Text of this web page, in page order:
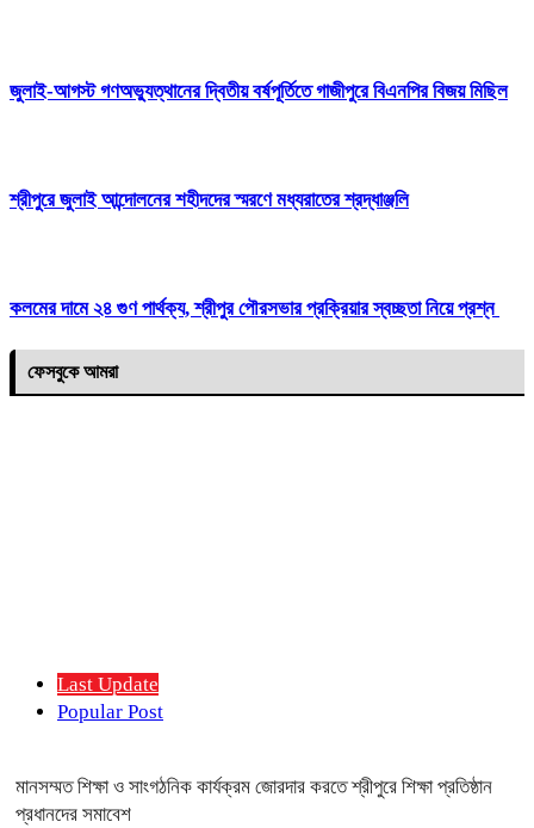
জুলাই-আগস্ট গণঅভ্যুত্থানের দ্বিতীয় বর্ষপূর্তিতে গাজীপুরে বিএনপির বিজয় মিছিল
শ্রীপুরে জুলাই আন্দোলনের শহীদদের স্মরণে মধ্যরাতের শ্রদ্ধাঞ্জলি
কলমের দামে ২৪ গুণ পার্থক্য, শ্রীপুর পৌরসভার প্রক্রিয়ার স্বচ্ছতা নিয়ে প্রশ্ন
ফেসবুকে আমরা
Last Update
Popular Post
মানসম্মত শিক্ষা ও সাংগঠনিক কার্যক্রম জোরদার করতে শ্রীপুরে শিক্ষা প্রতিষ্ঠান
প্রধানদের সমাবেশ